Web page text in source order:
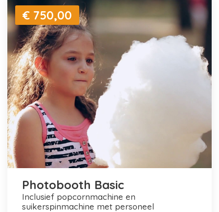
€ 750,00
Photobooth Basic
inclusief popcornmachine en
suikerspinmachine met personeel